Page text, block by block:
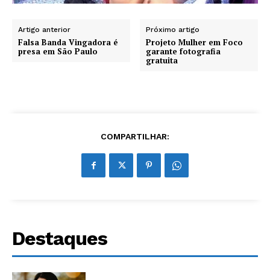
Artigo anterior
Falsa Banda Vingadora é
presa em São Paulo
Próximo artigo
Projeto Mulher em Foco
garante fotografia
gratuita
COMPARTILHAR:
Destaques